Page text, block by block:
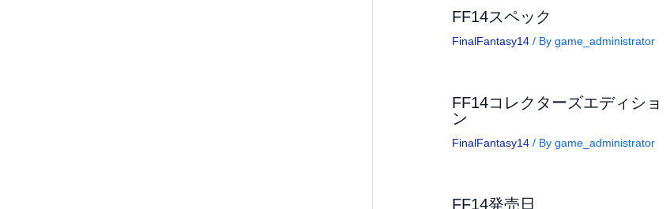
FF14スペック
FinalFantasy14 / By game_administrator
FF14コレクターズエディショ
ン
FinalFantasy14 / By game_administrator
FF14発売日